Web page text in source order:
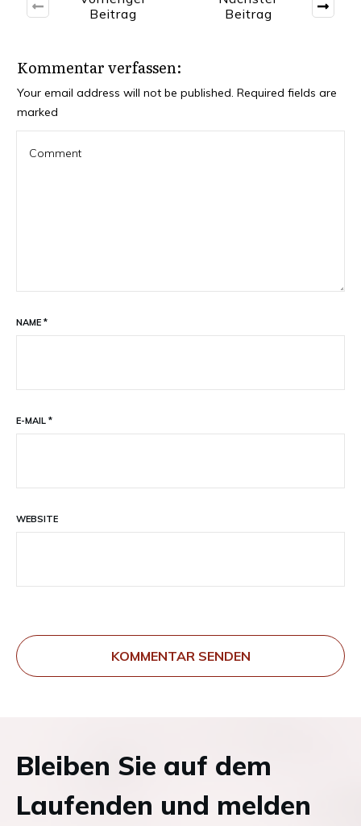
Beitrag
Beitrag
Kommentar verfassen:
Your email address will not be published. Required fields are
marked
NAME *
E-MAIL *
WEBSITE
KOMMENTAR SENDEN
Bleiben Sie auf dem
Laufenden und melden